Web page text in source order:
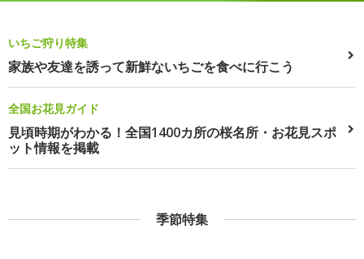
いちご狩り特集
家族や友達を誘って新鮮ないちごを食べに行こう
全国お花見ガイド
見頃時期がわかる！全国1400カ所の桜名所・お花見スポ
ット情報を掲載
季節特集